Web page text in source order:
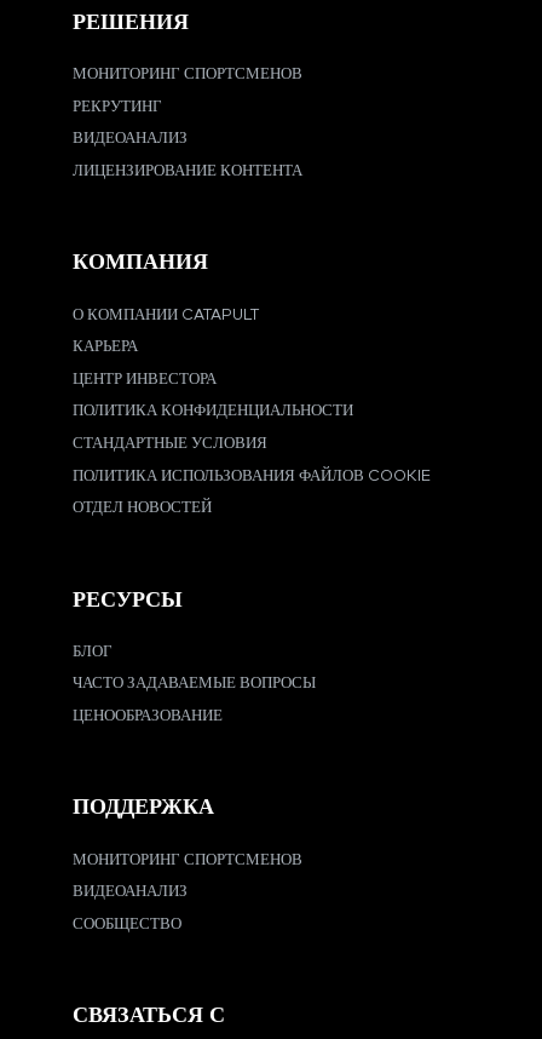
РЕШЕНИЯ
МОНИТОРИНГ СПОРТСМЕНОВ
РЕКРУТИНГ
ВИДЕОАНАЛИЗ
ЛИЦЕНЗИРОВАНИЕ КОНТЕНТА
КОМПАНИЯ
О КОМПАНИИ CATAPULT
КАРЬЕРА
ЦЕНТР ИНВЕСТОРА
ПОЛИТИКА КОНФИДЕНЦИАЛЬНОСТИ
СТАНДАРТНЫЕ УСЛОВИЯ
ПОЛИТИКА ИСПОЛЬЗОВАНИЯ ФАЙЛОВ COOKIE
ОТДЕЛ НОВОСТЕЙ
РЕСУРСЫ
БЛОГ
ЧАСТО ЗАДАВАЕМЫЕ ВОПРОСЫ
ЦЕНООБРАЗОВАНИЕ
ПОДДЕРЖКА
МОНИТОРИНГ СПОРТСМЕНОВ
ВИДЕОАНАЛИЗ
СООБЩЕСТВО
СВЯЗАТЬСЯ С